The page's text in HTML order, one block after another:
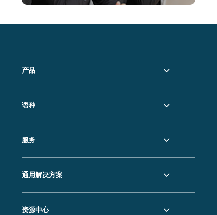
产品
语种
服务
通用解决方案
资源中心